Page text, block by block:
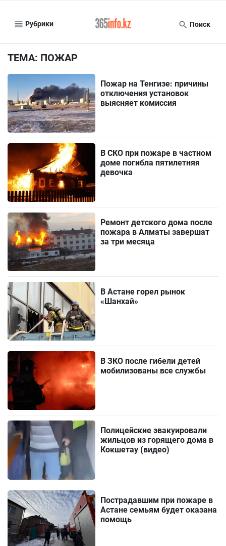
Рубрики Поиск
ТЕМА: ПОЖАР
Пожар на Тенгизе: причины
отключения установок
выясняет комиссия
В СКО при пожаре в частном
доме погибла пятилетняя
девочка
Ремонт детского дома после
пожара в Алматы завершат
за три месяца
В Астане горел рынок
«Шанхай»
В ЗКО после гибели детей
мобилизованы все службы
Полицейские эвакуировали
жильцов из горящего дома в
Кокшетау (видео)
Пострадавшим при пожаре в
Астане семьям будет оказана
помощь